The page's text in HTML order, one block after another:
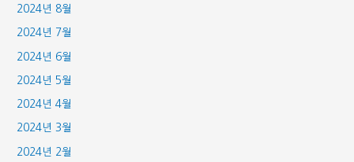
2024년 8월
2024년 7월
2024년 6월
2024년 5월
2024년 4월
2024년 3월
2024년 2월